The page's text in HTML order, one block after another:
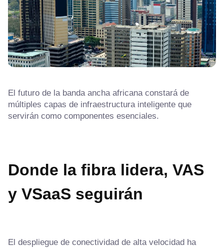
El futuro de la banda ancha africana constará de
múltiples capas de infraestructura inteligente que
servirán como componentes esenciales.
Donde la fibra lidera, VAS
y VSaaS seguirán
El despliegue de conectividad de alta velocidad ha